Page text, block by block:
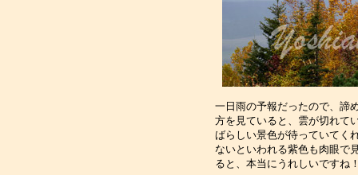
一日雨の予報だったので、諦
方を見ていると、雲が切れて
ばらしい景色が待っていてく
ないといわれる紫色も肉眼で